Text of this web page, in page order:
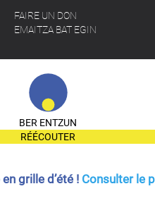
FAIRE UN DON
EMAITZA BAT EGIN
BER ENTZUN
RÉÉCOUTER
grille d’été ! Consulter le